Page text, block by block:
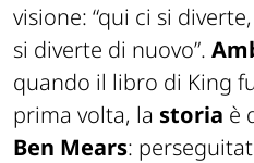
visione: “qui ci si
si diverte di nuovo”.
quando il libro di King
prima volta, la storia è
Ben Mears: